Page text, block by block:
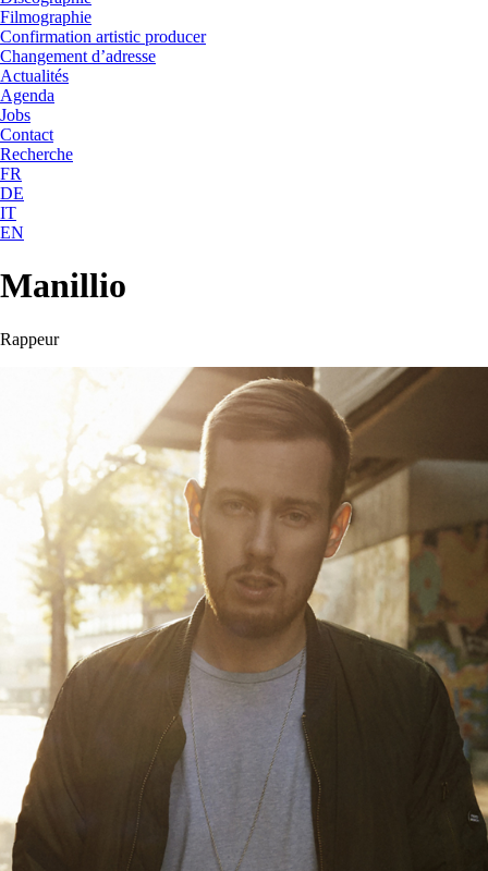
Filmographie
Confirmation artistic producer
Changement d’adresse
Actualités
Agenda
Jobs
Contact
Recherche
FR
DE
IT
EN
Manillio
Rappeur